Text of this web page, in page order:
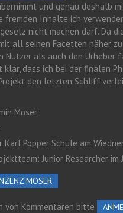
und genau deshalb
fremden Inhalte ich
nicht machen darf. Da
all seinen Facetten näher
Nutzer als auch den Urheber
dass ich bei der finalen
den letzten Schliff
Moser
Karl Popper Schule am
Junior Researcher
MOSER
von Kommentaren bitte